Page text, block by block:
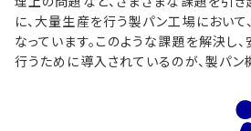
に、大量生産を行う製パン工場におい
なっています。このような課題を解決し
行うために導入されているのが、製パン